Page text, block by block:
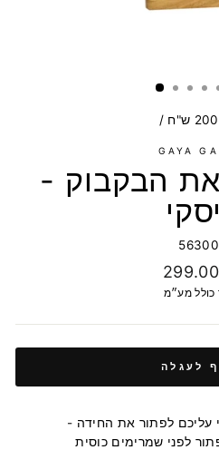
/
GAYA
הבקבוק -
מחיר
רגיל
כולל מע״מ
לעגלה
לפני שמרימים כוסית